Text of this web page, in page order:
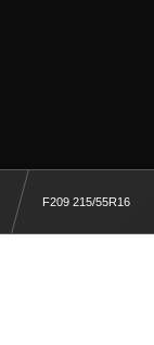
F209 215/55R16